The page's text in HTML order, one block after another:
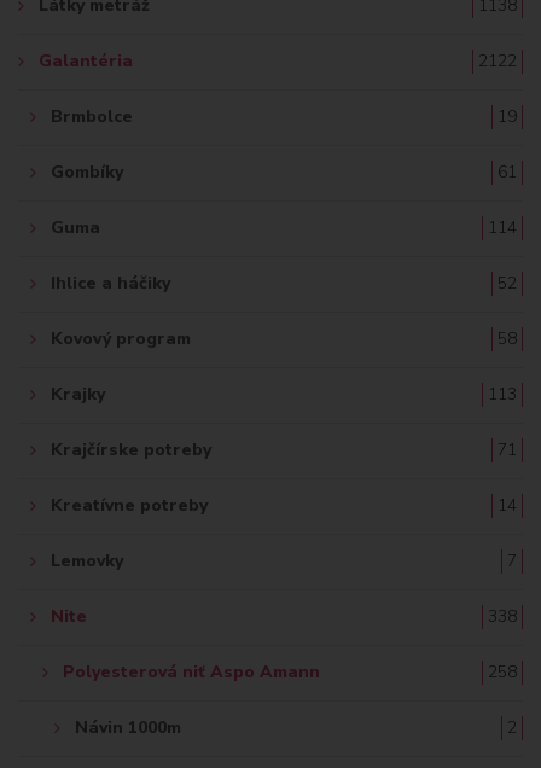
Látky metráž 1138
Galantéria 2122
Brmbolce 19
Gombíky 61
Guma 114
Ihlice a háčiky 52
Kovový program 58
Krajky 113
Krajčírske potreby 71
Kreatívne potreby 14
Lemovky 7
Nite 338
Polyesterová niť Aspo Amann 258
Návin 1000m 2